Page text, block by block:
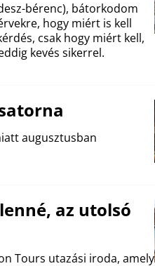
bérenc), bátorkodom
hogy miért is kell
csak hogy miért kell,
kevés sikerrel.
augusztusban
az utolsó
Tours utazási iroda, amely